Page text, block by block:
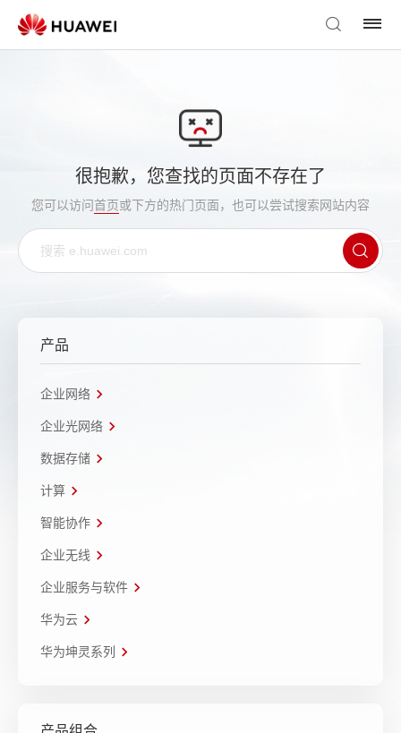
很抱歉，您查找的页面不存在了
您可以访问首页或下方的热门页面，也可以尝试搜索网站内容
产品
企业网络
企业光网络
数据存储
计算
智能协作
企业无线
企业服务与软件
华为云
华为坤灵系列